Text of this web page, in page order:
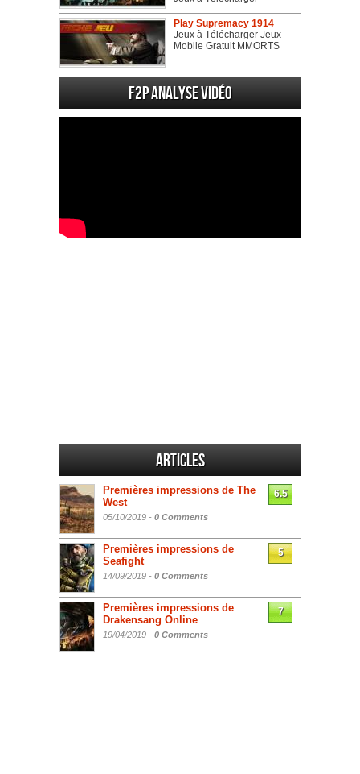
Play Supremacy 1914
Jeux à Télécharger Jeux
Mobile Gratuit MMORTS
F2P Analyse vidéo
Articles
Premières impressions de The
West
05/10/2019 - 0 Comments
6.5
Premières impressions de
Seafight
14/09/2019 - 0 Comments
5
Premières impressions de
Drakensang Online
19/04/2019 - 0 Comments
7